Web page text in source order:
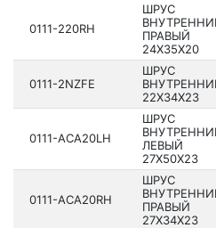
0111-220RH
ШРУС
ПРАВЫЙ
24X35X20
0111-2NZFE
ШРУС
22X34X23
0111-ACA20LH
ШРУС
ЛЕВЫЙ
27X50X23
0111-ACA20RH
ШРУС
ПРАВЫЙ
27X34X23